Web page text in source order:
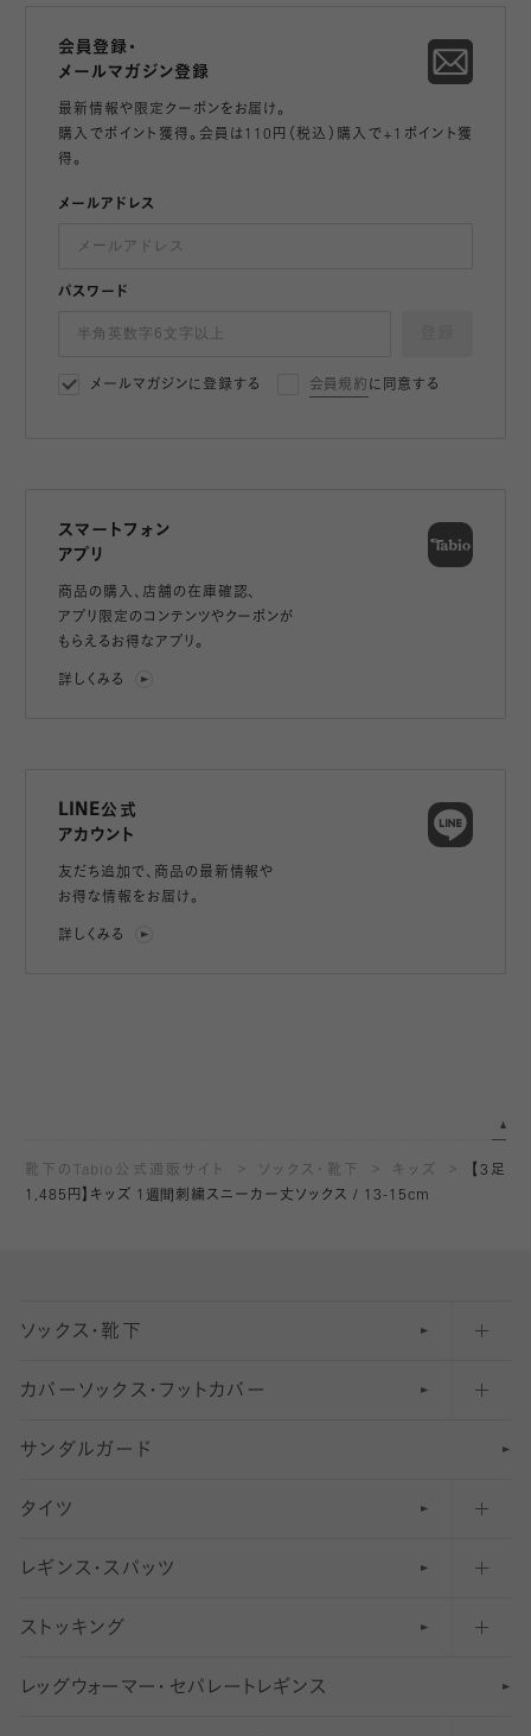
会員登録・
メールマガジン登録
最新情報や限定クーポンをお届け。
購入でポイント獲得。会員は110円（税込）購入で+1ポイント獲
得。
メールアドレス
パスワード
メールマガジンに登録する 会員規約 に同意する
スマートフォン
アプリ
商品の購入、店舗の在庫確認、
アプリ限定のコンテンツやクーポンが
もらえるお得なアプリ。
詳しくみる
LINE公式
アカウント
友だち追加で、 商品の最新情報や
お得な情報をお届け。
詳しくみる
靴下のTabio公式通販サイト ソックス・靴下 キッズ
【3足
1,485円】キッズ 1週間刺繍スニーカー丈ソックス / 13-15cm
ソックス・靴下
五本指ソックス・靴下
足袋ソックス・靴下
無地・プレーンソックス・靴下
柄ソックス・靴下
スニーカー（くるぶし）用ソックス
アンクル・ショートソックス（くるぶし上）
カバーソックス・フットカバー
フットカバー・カバーソックス（深め）
フットカバー・カバーソックス（ふつう）
フットカバー・カバーソックス（浅め）
サンダルガード
タイツ
30デニール以下のタイツ（薄手タイツ）
31〜40デニールタイツ
41〜60デニールタイツ
レギンス・スパッツ
柄レギンス
無地レギンス
ストッキング
伝線しにくいストッキング
レッ グ ウォー マー ・ セパレー ト レ ギンス